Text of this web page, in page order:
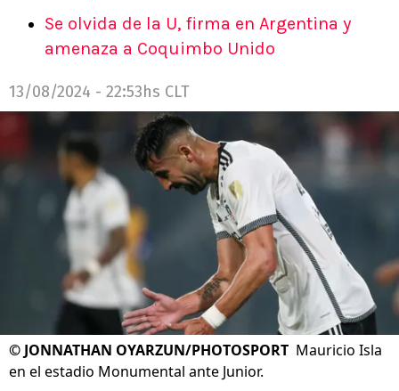
Se olvida de la U, firma en Argentina y
amenaza a Coquimbo Unido
13/08/2024 - 22:53hs CLT
©JONNATHAN OYARZUN/PHOTOSPORT Mauricio Isla
en el estadio Monumental ante Junior.